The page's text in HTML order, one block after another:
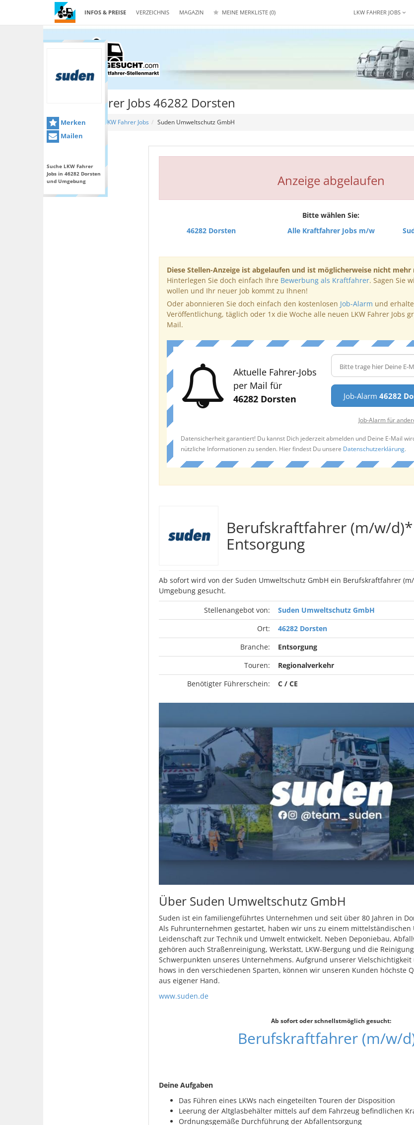
INFOS & PREISE VERZEICHNIS MAGAZIN MEINE MERKLISTE (0) LKW FAHRER JOBS
Kraftfahrer Jobs 46282 Dorsten
Home LKW Fahrer Jobs Suden Umweltschutz GmbH
Merken
Mailen
Suche LKW Fahrer
Jobs in 46282 Dorsten
und Umgebung
Anzeige abgelaufen
Bitte wählen Sie:
46282 Dorsten
Alle Kraftfahrer Jobs m/w
Diese Stellen-Anzeige ist abgelaufen und ist möglicherweise nicht mehr
Hinterlegen Sie doch einfach Ihre Bewerbung als Kraftfahrer. Sagen Sie
wollen und Ihr neuer Job kommt zu Ihnen!
Oder abonnieren Sie doch einfach den kostenlosen Job-Alarm und
Veröffentlichung, täglich oder 1x die Woche alle neuen LKW Fahrer Jobs
Mail.
Aktuelle Fahrer-Jobs
per Mail für
46282 Dorsten
Job-Alarm46282
Job-Alarm für
Datensicherheit garantiert! Du kannst Dich jederzeit abmelden und Deine E-Mail
nützliche Informationen zu senden. Hier findest Du unsere Datenschutzerklärung.
Berufskraftfahrer (m/w/
Entsorgung
Ab sofort wird von der Suden Umweltschutz GmbH ein Berufskraftfahrer
Umgebung gesucht.
Stellenangebot von:
Suden Umweltschutz GmbH
Ort:
46282 Dorsten
Branche:
Entsorgung
Touren:
Regionalverkehr
Benötigter Führerschein:
C / CE
Über Suden Umweltschutz GmbH
Suden ist ein familiengeführtes Unternehmen und seit über 80 Jahren in
Als Fuhrunternehmen gestartet, haben wir uns zu einem
Leidenschaft zur Technik und Umwelt entwickelt. Neben Deponiebau,
gehören auch Straßenreinigung, Werkstatt, LKW-Bergung und die
Schwerpunkten unseres Unternehmens. Aufgrund unserer
hows in den verschiedenen Sparten, können wir unseren Kunden höchste
aus eigener Hand.
www.suden.de
Ab sofort oder schnellstmöglich gesucht:
Berufskraftfahrer (m/w/
Deine Aufgaben
Das Führen eines LKWs nach eingeteilten Touren der Disposition
Leerung der Altglasbehälter mittels auf dem Fahrzeug befindlichen
Ordnungsgemäße Durchführung der Abfallentsorgung